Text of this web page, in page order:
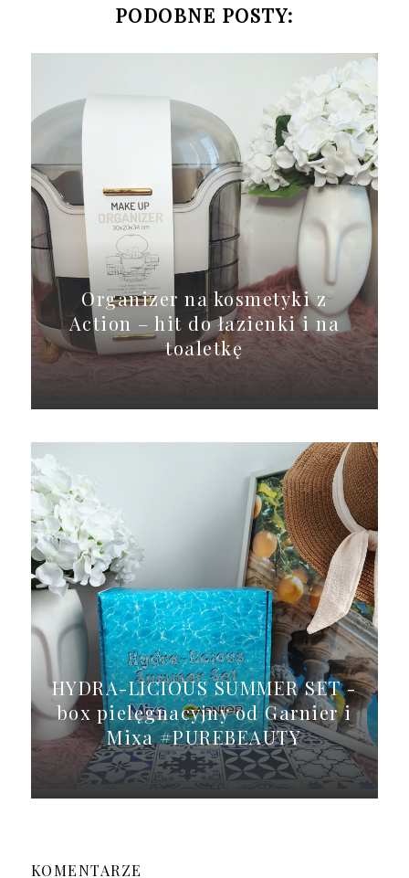
PODOBNE POSTY:
Organizer na kosmetyki z
Action – hit do łazienki i na
toaletkę
HYDRA-LICIOUS SUMMER SET -
box pielęgnacyjny od Garnier i
Mixa #PUREBEAUTY
KOMENTARZE